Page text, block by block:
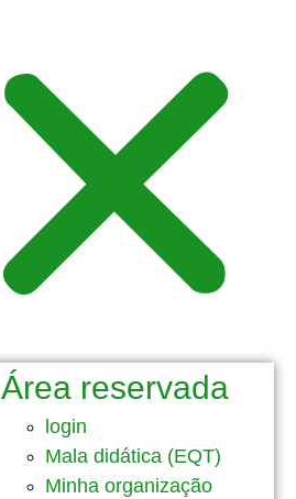
Área reservada
login
Mala didática (EQT)
Minha organização